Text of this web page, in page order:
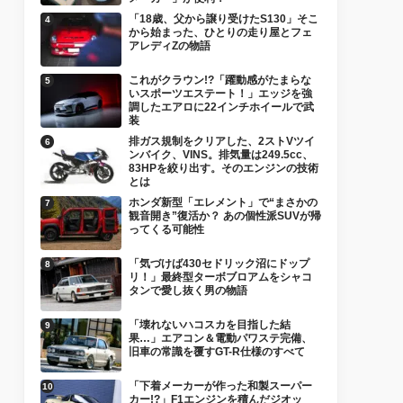
「18歳、父から譲り受けたS130」そこ
から始まった、ひとりの走り屋とフェ
アレディZの物語
これがクラウン!?「躍動感がたまらな
いスポーツエステート！」エッジを強
調したエアロに22インチホイールで武
装
排ガス規制をクリアした、2ストVツイ
ンバイク、VINS。排気量は249.5cc、
83HPを絞り出す。そのエンジンの技術
とは
ホンダ新型「エレメント」で“まさかの
観音開き”復活か？ あの個性派SUVが帰
ってくる可能性
「気づけば430セドリック沼にドップ
リ！」最終型ターボブロアムをシャコ
タンで愛し抜く男の物語
「壊れないハコスカを目指した結
果…」エアコン＆電動パワステ完備、
旧車の常識を覆すGT-R仕様のすべて
「下着メーカーが作った和製スーパー
カー!?」F1エンジンを積んだジオッ